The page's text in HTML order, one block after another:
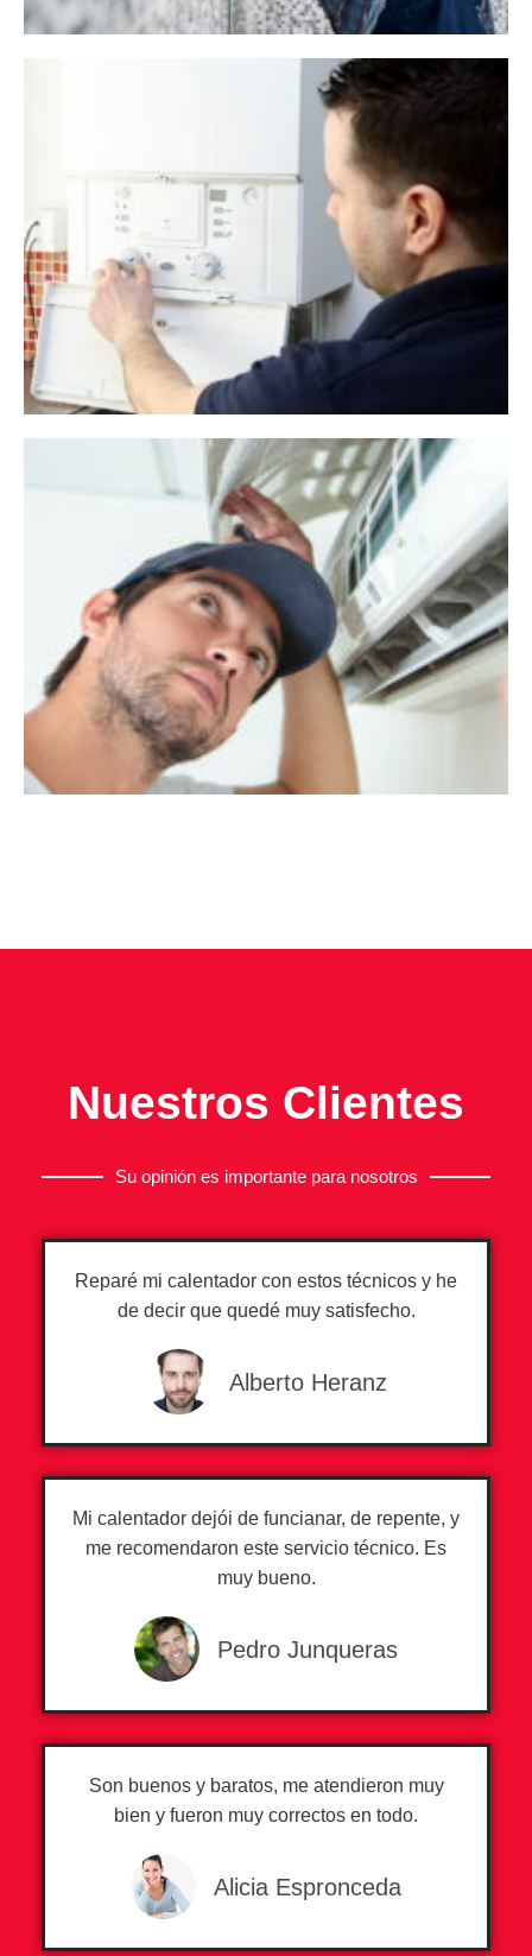
Nuestros Clientes
Su opinión es importante para nosotros
Reparé mi calentador con estos técnicos y he
de decir que quedé muy satisfecho.
Alberto Heranz
Mi calentador dejói de funcianar, de repente, y
me recomendaron este servicio técnico. Es
muy bueno.
Pedro Junqueras
Son buenos y baratos, me atendieron muy
bien y fueron muy correctos en todo.
Alicia Espronceda